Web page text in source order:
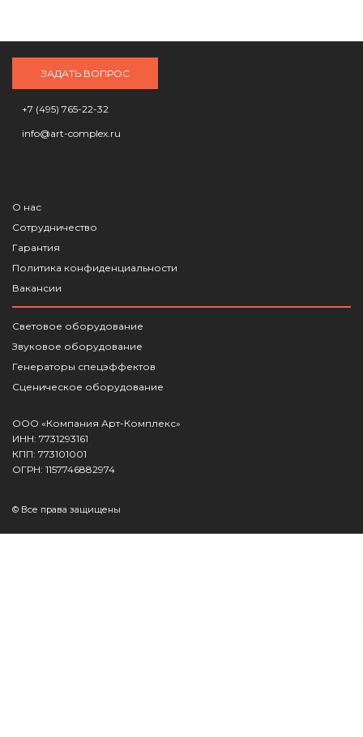
ЗАДАТЬ ВОПРОС
+7 (495) 765-22-32
info@art-complex.ru
О нас
Сотрудничество
Гарантия
Политика конфиденциальности
Вакансии
Световое оборудование
Звуковое оборудование
Генераторы спецэффектов
Сценическое оборудование
ООО «Компания Арт-Комплекс»
ИНН: 7731293161
КПП: 773101001
ОГРН: 1157746882974
© Все права защищены